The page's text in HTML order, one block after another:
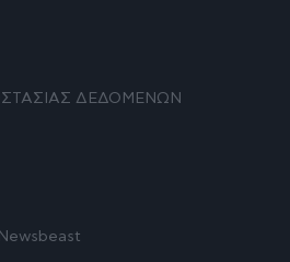
ΔΕΔΟΜΕΝΩΝ